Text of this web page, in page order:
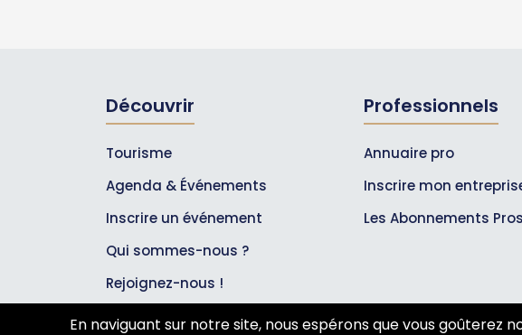
Découvrir
Tourisme
Agenda & Événements
Inscrire un événement
Qui sommes-nous ?
Rejoignez-nous !
Partenaires
Professionnels
Annuaire pro
Inscrire mon
Les Abonnements Pros
En naviguant sur notre site, nous espérons que vous goûterez